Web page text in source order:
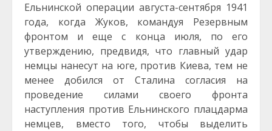
Ельнинской операции августа-сентября 1941
года, когда Жуков, командуя Резервным
фронтом и еще с конца июля, по его
утверждению, предвидя, что главный удар
немцы нанесут на юге, против Киева, тем не
менее добился от Сталина согласия на
проведение силами своего фронта
наступления против Ельнинского плацдарма
немцев, вместо того, чтобы выделить